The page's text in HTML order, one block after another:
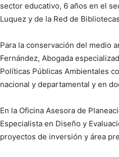
sector educativo, 6 años en el
Luquez y de la Red de
Para la conservación del medio
Fernández, Abogada
Políticas Públicas Ambientales
nacional y departamental y en
En la Oficina Asesora de
Especialista en Diseño y
proyectos de inversión y área